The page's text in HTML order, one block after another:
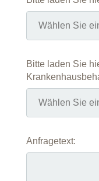
Bitte laden Sie
Anfragetext: